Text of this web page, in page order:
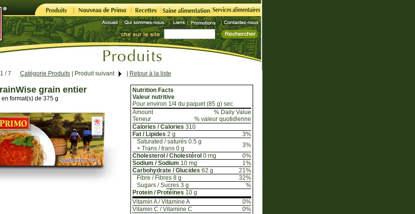
1 / 7 Catégorie Produits| Produit suivant Retour à la liste
grain entier
format(s) de 375 g
Nutrition Facts
Valeur nutritive
Pour environ 1/4 du paquet (85 g) sec
Amount
% Daily Value
Teneur
% valeur quotidlenne
Calories / Calories 310
Fat / Lipides 2 g
3%
Saturated / saturés 0.5 g
+ Trans / trans 0 g
3%
Cholesterol / Cholestérol 0 mg
0%
Sodium / Sodium 10 mg
1%
Carbohydrate / Glucides 62 g
21%
Fibre / Fibres 8 g
32%
Sugars / Sucres 3 g
%
Protein / Protéines 10 g
Vitamin A / Vitamine A
0%
Vitamin C / Vitamine C
0%